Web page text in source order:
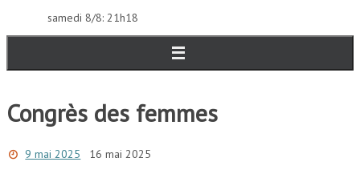
samedi 8/8: 21h18
Congrès des femmes
9 mai 2025 16 mai 2025